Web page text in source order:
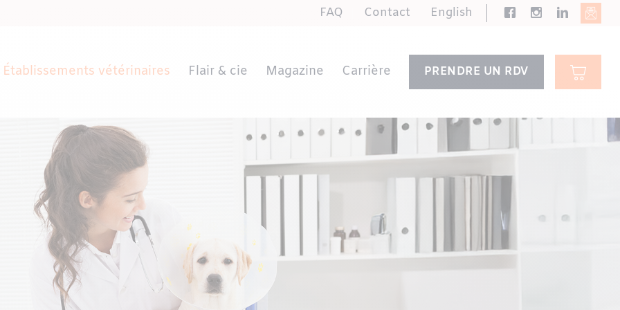
FAQ Contact English
Établissements vétérinaires Flair & cie Magazine Carrière PRENDRE UN RDV